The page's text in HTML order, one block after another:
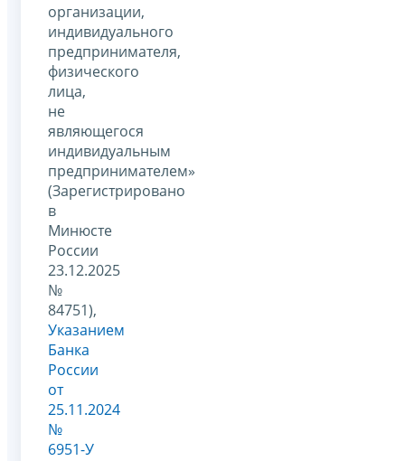
организации,
индивидуального
предпринимателя,
физического
лица,
не
являющегося
индивидуальным
предпринимателем»
(Зарегистрировано
в
Минюсте
России
23.12.2025
№
84751),
Указанием
Банка
России
от
25.11.2024
№
6951-У